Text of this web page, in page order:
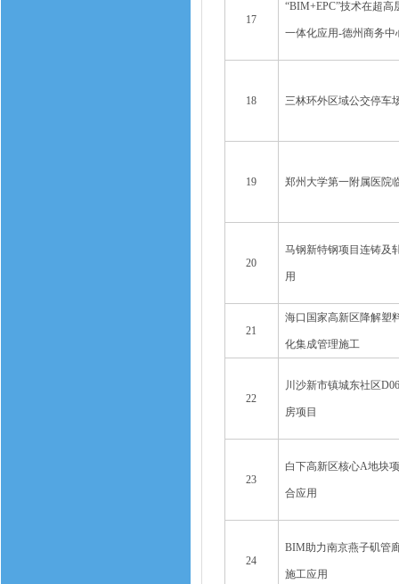
17
“BIM+EPC”技术在超
一体化应用-德州商务中
18 三林环外区域公交停车
19 郑州大学第一附属医院
20
马钢新特钢项目连铸及
用
21
海口国家高新区降解塑
化集成管理施工
22
川沙新市镇城东社区
房项目
23
白下高新区核心A地块
合应用
24
BIM助力南京燕子矶管
施工应用